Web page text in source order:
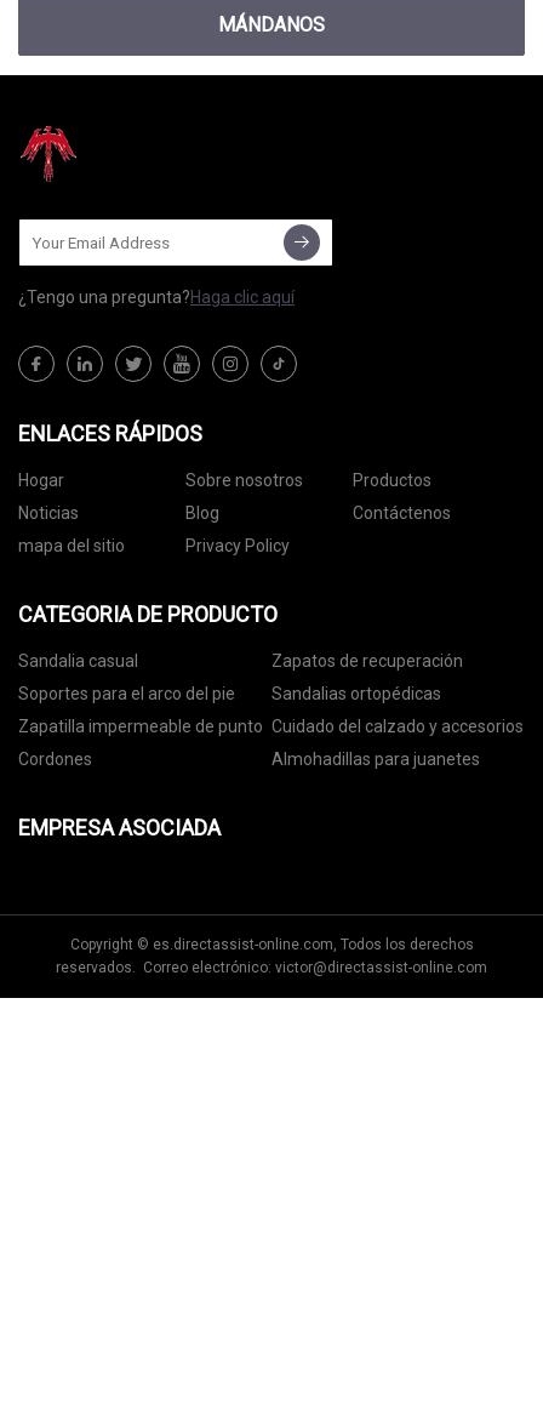
MÁNDANOS
¿Tengo una pregunta?Haga clic aquí
ENLACES RÁPIDOS
Hogar Sobre nosotros
Productos
Noticias
Blog
Contáctenos
mapa del sitio
Privacy Policy
CATEGORIA DE PRODUCTO
Sandalia casual
Zapatos de recuperación
Soportes para el arco del pie
Sandalias ortopédicas
Zapatilla impermeable de punto Cuidado del calzado y accesorios
Cordones
Almohadillas para juanetes
EMPRESA ASOCIADA
Copyright © es.directassist-online.com, Todos los derechos
reservados. Correo electrónico: victor@directassist-online.com